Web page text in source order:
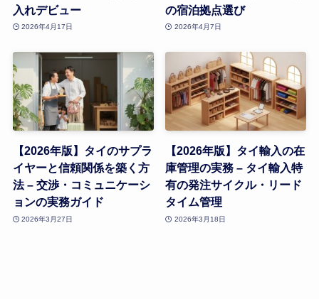
入れデビュー
2026年4月17日
の宿泊拠点選び
2026年4月7日
【2026年版】タイのサプラ
イヤーと信頼関係を築く方
法 – 交渉・コミュニケーシ
ョンの実務ガイド
2026年3月27日
【2026年版】タイ輸入の在
庫管理の実務 – タイ輸入特
有の発注サイクル・リード
タイム管理
2026年3月18日